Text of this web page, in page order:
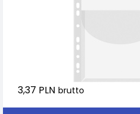
3,37 PLN brutto